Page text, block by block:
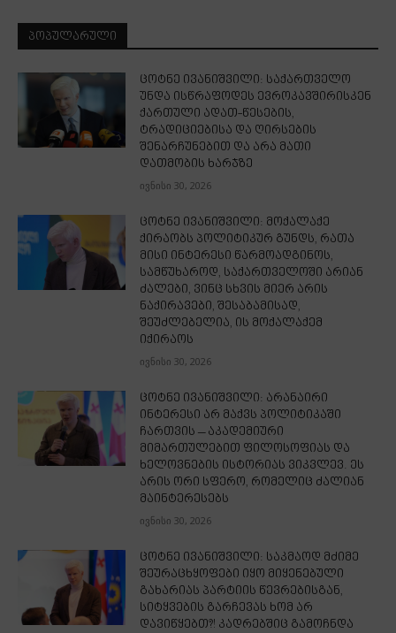
ᲞᲝᲞᲣᲚᲐᲠᲣᲚᲘ
ცოტნე ივანიშვილი: საქართველო
უნდა ისწრაფოდეს ევროკავშირისკენ
ქართული ადათ-წესების,
ტრადიციებისა და ღირსების
შენარჩუნებით და არა მათი
დათმობის ხარჯზე
ივნისი 30, 2026
ცოტნე ივანიშვილი: მოქალაქე
ქირაობს პოლიტიკურ გუნდს, რათა
მისი ინტერესი წარმოადგინოს,
სამწუხაროდ, საქართველოში არიან
ძალები, ვინც სხვის მიერ არის
ნაქირავები, შესაბამისად,
შეუძლებელია, ის მოქალაქემ
იქირაოს
ივნისი 30, 2026
ცოტნე ივანიშვილი: არანაირი
ინტერესი არ მაქვს პოლიტიკაში
ჩართვის – აკადემიური
მიმართულებით ფილოსოფიას და
ხელოვნების ისტორიას ვიკვლევ. ეს
არის ორი სფერო, რომელიც ძალიან
მაინტერესებს
ივნისი 30, 2026
ცოტნე ივანიშვილი: საკმაოდ მძიმე
შეურაცხყოფები იყო მიყენებული
გახარიას პარტიის წევრებისგან,
სიტყვების გარჩევას ხომ არ
დავიწყებთ?! კადრებშიც გამოჩნდა